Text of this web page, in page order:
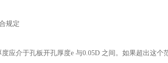
规定
介于孔板开孔厚度e 与0.05D 之间。如果超出这个